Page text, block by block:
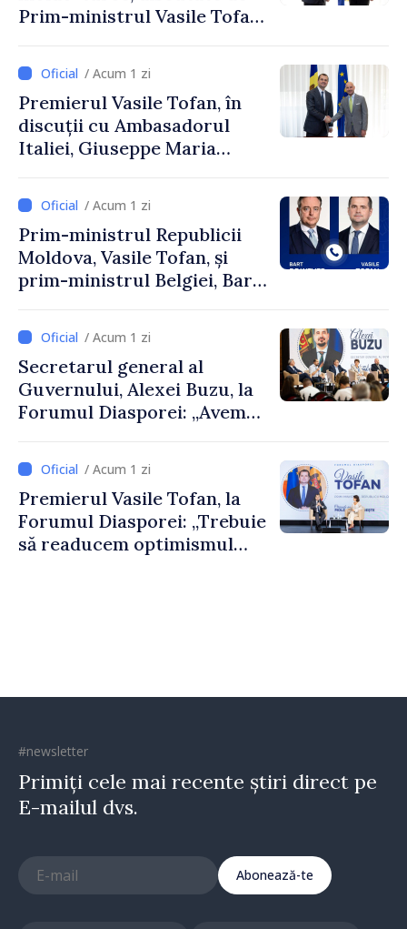
Prim-ministrul Vasile Tofan
Uygar Mustafa Sertel
/ Acum 1 zi
Premierul Vasile Tofan, în
discuții cu Ambasadorul
Italiei, Giuseppe Maria
/ Acum 1 zi
Prim-ministrul Republicii
Moldova, Vasile Tofan, și
prim-ministrul Belgiei, Bart
despre parcursul european
al Republicii Moldova.
/ Acum 1 zi
Secretarul general al
Guvernului, Alexei Buzu, la
Forumul Diasporei: „Avem
dumneavoastră pentru a
construi comunități mai
puternice”
/ Acum 1 zi
Premierul Vasile Tofan, la
Forumul Diasporei: „Trebuie
să readucem optimismul
#newsletter
Primiți cele mai recente știri direct pe
E-mailul dvs.
Abonează-te